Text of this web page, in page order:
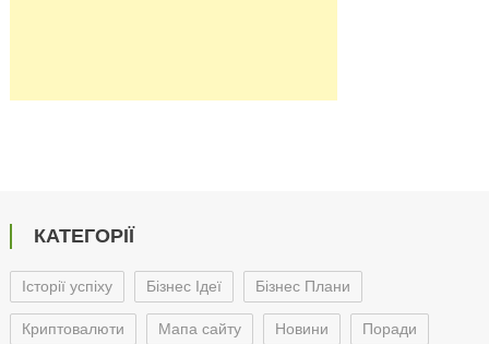
КАТЕГОРІЇ
Історії успіху Бізнес Ідеї Бізнес Плани
Криптовалюти Мапа сайту Новини Поради